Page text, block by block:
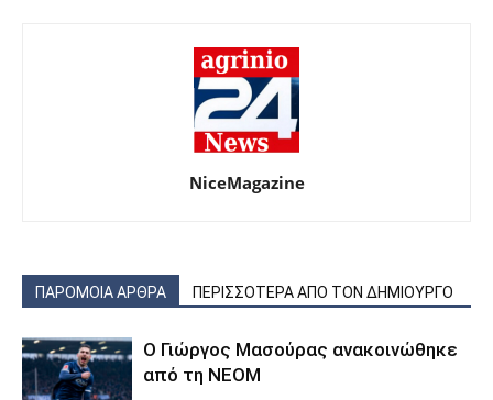
NiceMagazine
ΠΑΡΟΜΟΙΑ ΑΡΘΡΑ ΠΕΡΙΣΣΟΤΕΡΑ ΑΠΟ ΤΟΝ ΔΗΜΙΟΥΡΓΟ
Ο Γιώργος Μασούρας ανακοινώθηκε
από τη ΝΕΟΜ